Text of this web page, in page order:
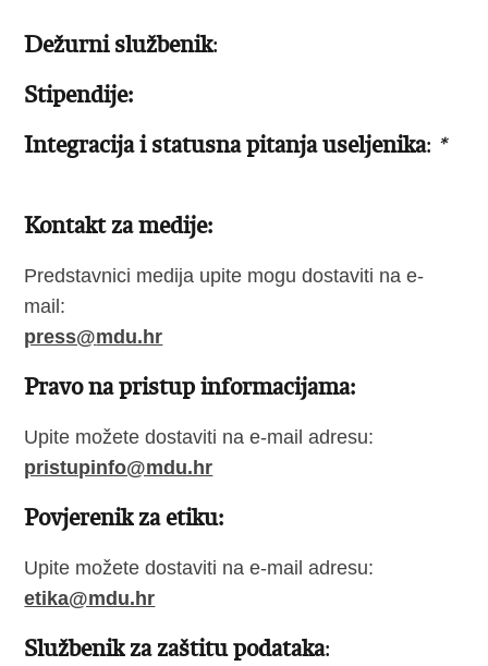
Dežurni službenik:
Stipendije:
Integracija i statusna pitanja useljenika: *
Kontakt za medije:​
Predstavnici medija upite mogu dostaviti na e-
mail:
press@mdu.hr
Pravo na pristup informacijama:
Upite možete dostaviti na e-mail adresu:
pristupinfo@mdu.hr
Povjerenik za etiku:
Upite možete dostaviti na e-mail adresu:
etika@mdu.hr
Službenik za zaštitu podataka: